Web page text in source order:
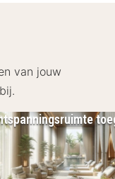
het uitgestrekte
van het
steden van
en winkels.
dichtbij de
van jouw